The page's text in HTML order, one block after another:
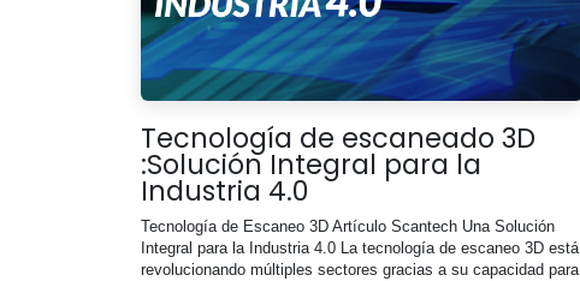
Tecnología de escaneado 3D
:Solución Integral para la
Industria 4.0
Tecnología de Escaneo 3D Artículo Scantech Una Solución
Integral para la Industria 4.0 La tecnología de escaneo 3D está
revolucionando múltiples sectores gracias a su capacidad para